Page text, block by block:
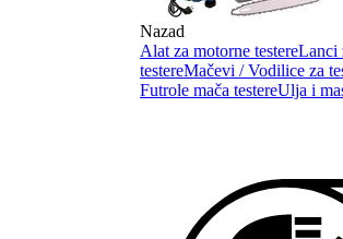
Nazad
Alat za motorne testereLanci
testereMačevi / Vodilice za
Futrole mača testereUlja i